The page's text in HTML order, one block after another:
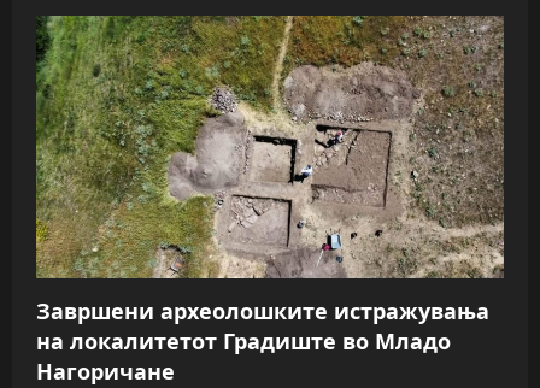
Завршени археолошките истражувања
на локалитетот Градиште во Младо
Нагоричане